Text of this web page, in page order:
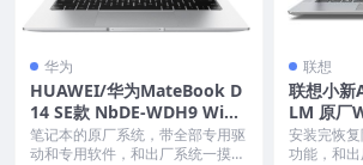
华为
HUAWEI/华为MateBook D
14 SE款 NbDE-WDH9 Win1
1家庭版 原厂oem系统
笔记本的原厂系统，带全部专用驱
动和专用软件，和出厂系统一摸一
联想
联想小新
LM 原厂
oem系统
安装完恢
功能，和